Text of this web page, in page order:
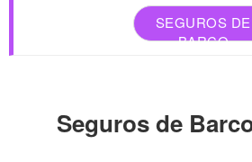
SEGUROS DE
BARCO
Seguros de